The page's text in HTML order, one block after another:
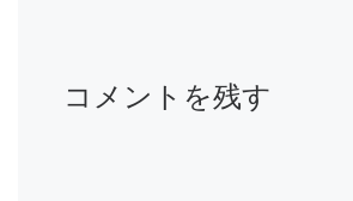
コメントを残す